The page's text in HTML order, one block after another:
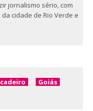
jornalismo sério, com
cidade de Rio Verde e
Goiás